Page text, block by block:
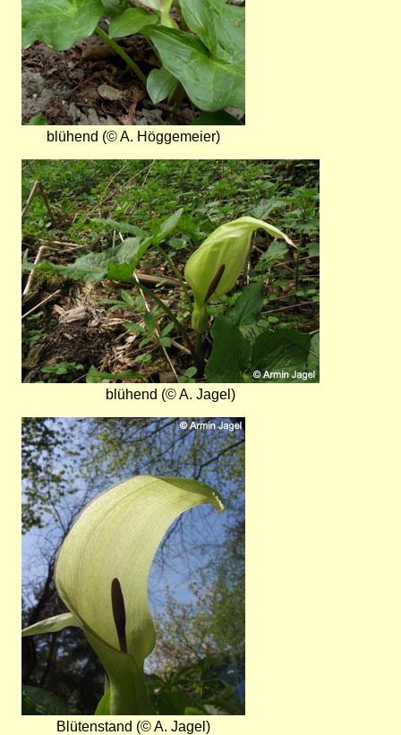
blühend (© A. Höggemeier)
Bild
blühend (© A. Jagel)
Bild
Blütenstand (© A. Jagel)